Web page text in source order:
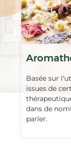
Basée sur
issues de
dans de
parler.